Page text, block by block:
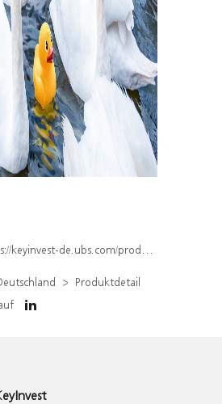
de.ubs.com/produkt/detail/index/isin/DE000UBS0W55
Produktdetail